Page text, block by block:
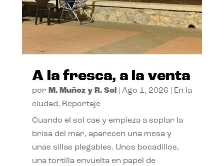
A la fresca, a la venta
por M. Muñoz y R. Sol| Ago 1, 2026
En la
ciudad, Reportaje
Cuando el sol cae y empieza a soplar la
brisa del mar, aparecen una mesa y
unas sillas plegables. Unos bocadillos,
una tortilla envuelta en papel de